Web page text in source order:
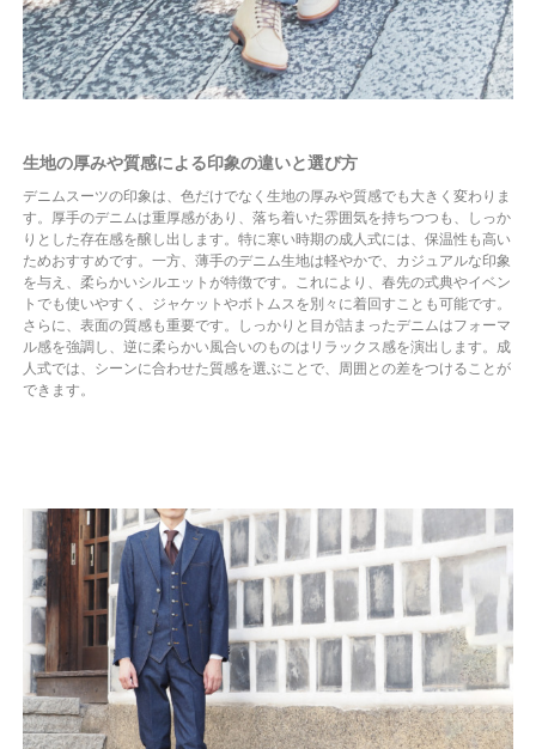
生地の厚みや質感による印象の違いと選び方
デニムスーツの印象は、色だけでなく生地の厚みや質感でも大きく変わりま
す。厚手のデニムは重厚感があり、落ち着いた雰囲気を持ちつつも、しっか
りとした存在感を醸し出します。特に寒い時期の成人式には、保温性も高い
ためおすすめです。一方、薄手のデニム生地は軽やかで、カジュアルな印象
を与え、柔らかいシルエットが特徴です。これにより、春先の式典やイベン
トでも使いやすく、ジャケットやボトムスを別々に着回すことも可能です。
さらに、表面の質感も重要です。しっかりと目が詰まったデニムはフォーマ
ル感を強調し、逆に柔らかい風合いのものはリラックス感を演出します。成
人式では、シーンに合わせた質感を選ぶことで、周囲との差をつけることが
できます。